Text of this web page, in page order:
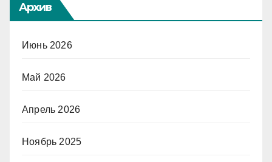
Архив
Июнь 2026
Май 2026
Апрель 2026
Ноябрь 2025